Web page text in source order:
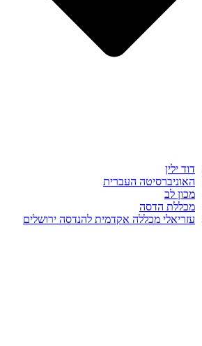
דוד ילין
האוניברסיטה העברית
מכון לב
מכללת הדסה
עזריאלי מכללה אקדמית להנדסה ירושלים